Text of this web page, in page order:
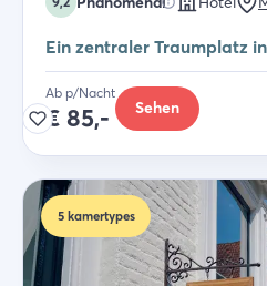
Ein zentraler Traumplatz
Ab p/Nacht
€ 85,- Sehen
5 kamertypes